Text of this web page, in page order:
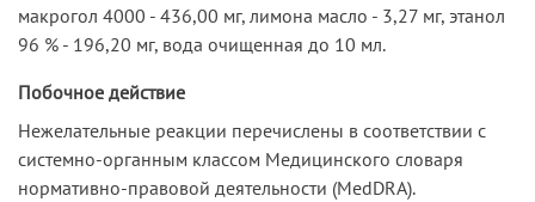
мaкрогол 4000 - 436,00 мг, лимона масло - 3,27 мг, этанол
96 % - 196,20 мг, вода очищенная до 10 мл.
Побочное действие
Нежелательные реакции перечислены в соответствии с
системно-органным классом Медицинского словаря
нормативно-правовой деятельности (MedDRA).